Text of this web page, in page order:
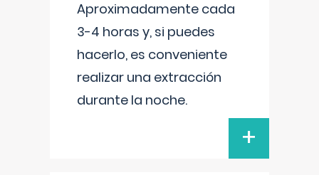
Aproximadamente cada
3-4 horas y, si puedes
hacerlo, es conveniente
realizar una extracción
durante la noche.
+